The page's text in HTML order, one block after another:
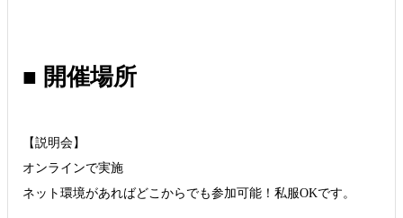
■ 開催場所
【説明会】
オンラインで実施
ネット環境があればどこからでも参加可能！私服OKです。